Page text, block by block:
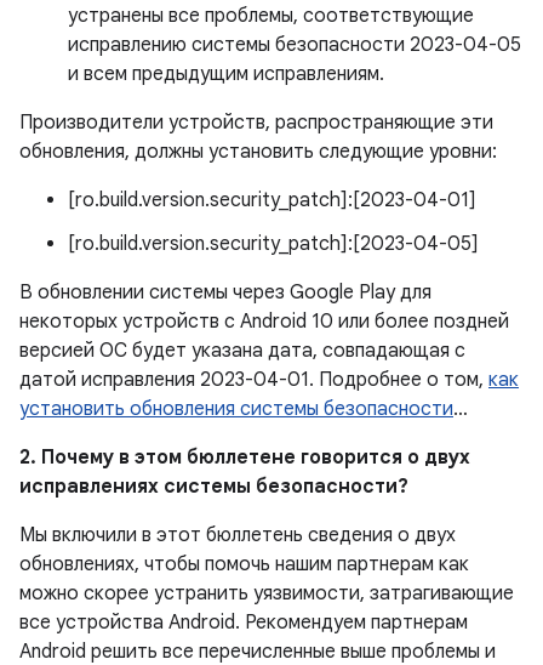
устранены все проблемы, соответствующие
исправлению системы безопасности 2023-04-05
и всем предыдущим исправлениям.
Производители устройств, распространяющие эти
обновления, должны установить следующие уровни:
[ro.build.version.security_patch]:[2023-04-01]
[ro.build.version.security_patch]:[2023-04-05]
В обновлении системы через Google Play для
некоторых устройств с Android 10 или более поздней
версией ОС будет указана дата, совпадающая с
датой исправления 2023-04-01. Подробнее о том, как
установить обновления системы безопасности…
2. Почему в этом бюллетене говорится о двух
исправлениях системы безопасности?
Мы включили в этот бюллетень сведения о двух
обновлениях, чтобы помочь нашим партнерам как
можно скорее устранить уязвимости, затрагивающие
все устройства Android. Рекомендуем партнерам
Android решить все перечисленные выше проблемы и